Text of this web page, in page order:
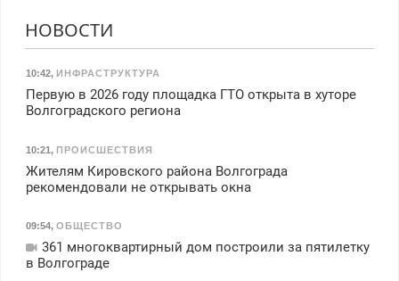
НОВОСТИ
10:42, ИНФРАСТРУКТУРА
Первую в 2026 году площадка ГТО открыта в хуторе
Волгоградского региона
10:21, ПРОИСШЕСТВИЯ
Жителям Кировского района Волгограда
рекомендовали не открывать окна
09:54, ОБЩЕСТВО
361 многоквартирный дом построили за пятилетку
в Волгограде